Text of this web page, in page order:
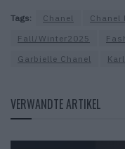
Tags: Chanel Chanel
Fall/Winter2025
Garbielle Chanel
VERWANDTE ARTIKEL